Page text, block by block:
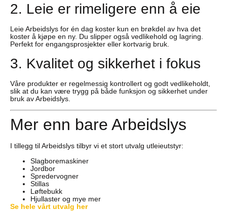
2. Leie er rimeligere enn å eie
Leie Arbeidslys for én dag koster kun en brøkdel av hva det
koster å kjøpe en ny. Du slipper også vedlikehold og lagring.
Perfekt for engangsprosjekter eller kortvarig bruk.
3. Kvalitet og sikkerhet i fokus
Våre produkter er regelmessig kontrollert og godt vedlikeholdt,
slik at du kan være trygg på både funksjon og sikkerhet under
bruk av Arbeidslys.
Mer enn bare Arbeidslys
I tillegg til Arbeidslys tilbyr vi et stort utvalg utleieutstyr:
Slagboremaskiner
Jordbor
Spredervogner
Stillas
Løftebukk
Hjullaster og mye mer
Se hele vårt utvalg her